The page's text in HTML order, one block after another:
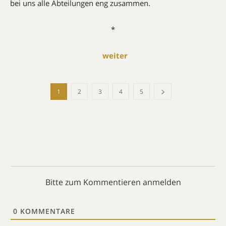
bei uns alle Abteilungen eng zusammen.
*
weiter
1 2 3 4 5
Bitte zum Kommentieren anmelden
0 KOMMENTARE